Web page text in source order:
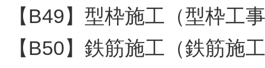
【B49】型枠施工（型枠工
【B50】鉄筋施工（鉄筋施